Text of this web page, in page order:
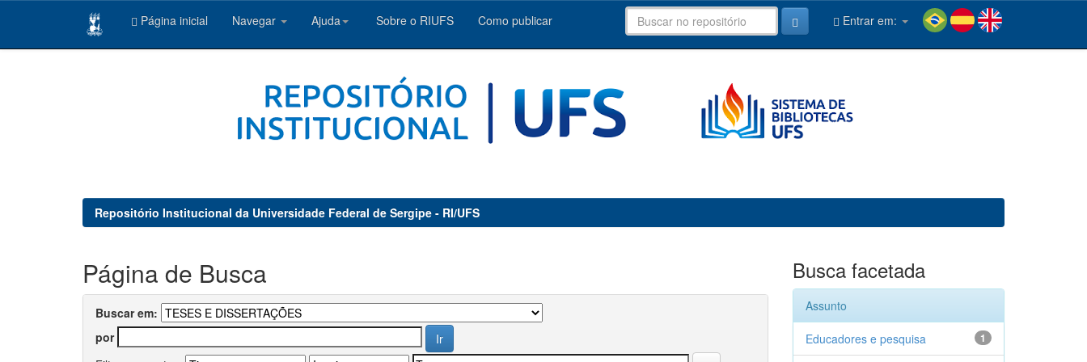
Página inicial Navegar Ajuda Sobre o RIUFS Como publicar Entrar em:
Repositório Institucional da Universidade Federal de Sergipe - RI/UFS
Página de Busca
Buscar em:
por
Busca facetada
Assunto
1
Educadores e pesquisa